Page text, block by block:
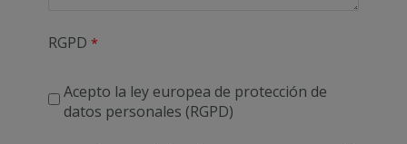
RGPD
Acepto la ley europea de protección de
datos personales (RGPD)